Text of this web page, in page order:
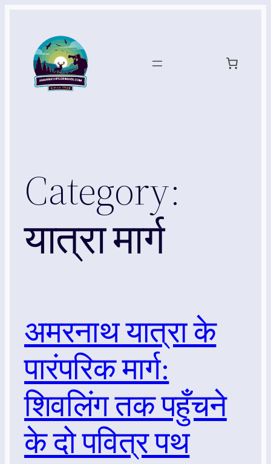
content
Category:
यात्रा मार्ग
अमरनाथ यात्रा के
पारंपरिक मार्ग:
शिवलिंग तक पहुँचने
के दो पवित्र पथ